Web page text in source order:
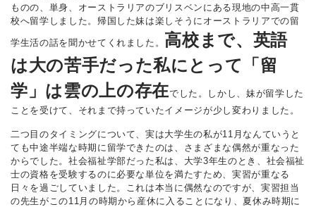
ものの、単身、オーストラリアのブリスベンにある現地の中高一貫
校へ留学しました。帰国した妹は楽しそうにオーストラリアでの留
学生活の話を聞かせてくれました。 高校まで、英語
は大の苦手だった私にとって「留
学」は雲の上の存在でした。しかし、妹が留学した
ことを受けて、それまで持っていたイメージが少し変わりました。
二つ目のタイミングについて、実は大学生の私が11月なんていうと
ても中途半端な時期に留学できたのは、さまざまな偶然が重なった
からでした。社会福祉学部だった私は、大学3年生のとき、社会福祉
士の資格を受験するのに必要な単位を満たすため、実習が重なる
日々を過ごしていました。これは本当に偶然なのですが、実習担当
の先生がこの11月の時期から産休に入ることになり、夏休み時期に